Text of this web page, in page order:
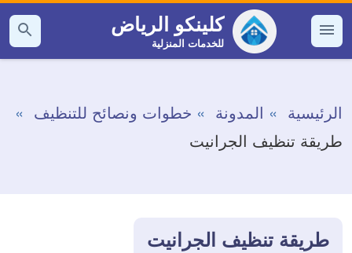
التجاوز
إلى القائمة
كلينكو الرياض
للخدمات المنزلية
بحث
عن
الرئيسية المدونة
خطوات ونصائح للتنظيف
طريقة تنظيف الجرانيت
طريقة تنظيف الجرانيت